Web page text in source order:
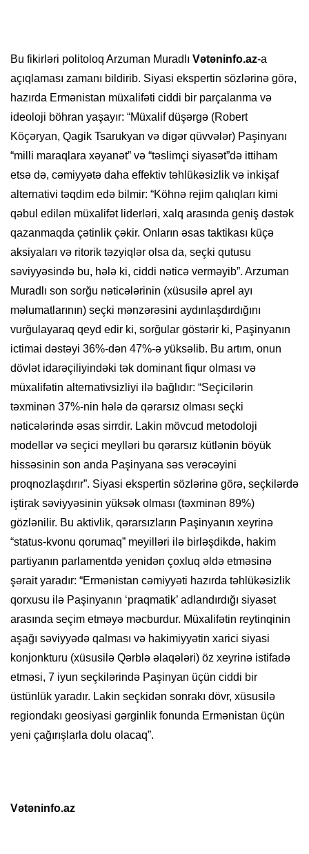
Bu fikirləri politoloq Arzuman Muradlı Vətəninfo.az-a
açıqlaması zamanı bildirib. Siyasi ekspertin sözlərinə görə,
hazırda Ermənistan müxalifəti ciddi bir parçalanma və
ideoloji böhran yaşayır: “Müxalif düşərgə (Robert
Köçəryan, Qagik Tsarukyan və digər qüvvələr) Paşinyanı
“milli maraqlara xəyanət” və “təslimçi siyasət”də ittiham
etsə də, cəmiyyətə daha effektiv təhlükəsizlik və inkişaf
alternativi təqdim edə bilmir: “Köhnə rejim qalıqları kimi
qəbul edilən müxalifət liderləri, xalq arasında geniş dəstək
qazanmaqda çətinlik çəkir. Onların əsas taktikası küçə
aksiyaları və ritorik təzyiqlər olsa da, seçki qutusu
səviyyəsində bu, hələ ki, ciddi nəticə verməyib”. Arzuman
Muradlı son sorğu nəticələrinin (xüsusilə aprel ayı
məlumatlarının) seçki mənzərəsini aydınlaşdırdığını
vurğulayaraq qeyd edir ki, sorğular göstərir ki, Paşinyanın
ictimai dəstəyi 36%-dən 47%-ə yüksəlib. Bu artım, onun
dövlət idarəçiliyindəki tək dominant fiqur olması və
müxalifətin alternativsizliyi ilə bağlıdır: “Seçicilərin
təxminən 37%-nin hələ də qərarsız olması seçki
nəticələrində əsas sirrdir. Lakin mövcud metodoloji
modellər və seçici meylləri bu qərarsız kütlənin böyük
hissəsinin son anda Paşinyana səs verəcəyini
proqnozlaşdırır”. Siyasi ekspertin sözlərinə görə, seçkilərdə
iştirak səviyyəsinin yüksək olması (təxminən 89%)
gözlənilir. Bu aktivlik, qərarsızların Paşinyanın xeyrinə
“status-kvonu qorumaq” meyilləri ilə birləşdikdə, hakim
partiyanın parlamentdə yenidən çoxluq əldə etməsinə
şərait yaradır: “Ermənistan cəmiyyəti hazırda təhlükəsizlik
qorxusu ilə Paşinyanın ‘praqmatik’ adlandırdığı siyasət
arasında seçim etməyə məcburdur. Müxalifətin reytinqinin
aşağı səviyyədə qalması və hakimiyyətin xarici siyasi
konjonkturu (xüsusilə Qərblə əlaqələri) öz xeyrinə istifadə
etməsi, 7 iyun seçkilərində Paşinyan üçün ciddi bir
üstünlük yaradır. Lakin seçkidən sonrakı dövr, xüsusilə
regiondakı geosiyasi gərginlik fonunda Ermənistan üçün
yeni çağırışlarla dolu olacaq”.
Vətəninfo.az